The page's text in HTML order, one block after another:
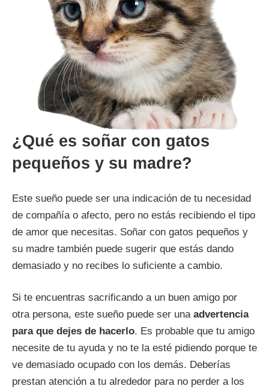
¿Qué es soñar con gatos
pequeños y su madre?
Este sueño puede ser una indicación de tu necesidad
de compañía o afecto, pero no estás recibiendo el tipo
de amor que necesitas. Soñar con gatos pequeños y
su madre también puede sugerir que estás dando
demasiado y no recibes lo suficiente a cambio.
Si te encuentras sacrificando a un buen amigo por
otra persona, este sueño puede ser una advertencia
para que dejes de hacerlo. Es probable que tu amigo
necesite de tu ayuda y no te la esté pidiendo porque te
ve demasiado ocupado con los demás. Deberías
prestan atención a tu alrededor para no perder a los